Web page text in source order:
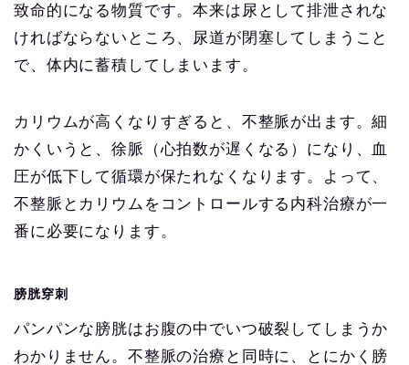
致命的になる物質です。本来は尿として排泄されな
ければならないところ、尿道が閉塞してしまうこと
で、体内に蓄積してしまいます。
カリウムが高くなりすぎると、不整脈が出ます。細
かくいうと、徐脈（心拍数が遅くなる）になり、血
圧が低下して循環が保たれなくなります。よって、
不整脈とカリウムをコントロールする内科治療が一
番に必要になります。
膀胱穿刺
パンパンな膀胱はお腹の中でいつ破裂してしまうか
わかりません。不整脈の治療と同時に、とにかく膀